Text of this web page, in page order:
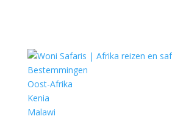
Bestemmingen
Oost-Afrika
Kenia
Malawi